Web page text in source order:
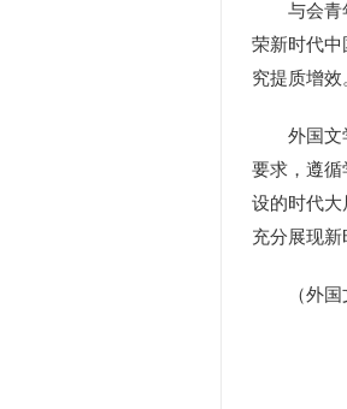
与会青年
荣新时代
究提质增
外国文学
要求，遵
设的时代
充分展现
（外国文